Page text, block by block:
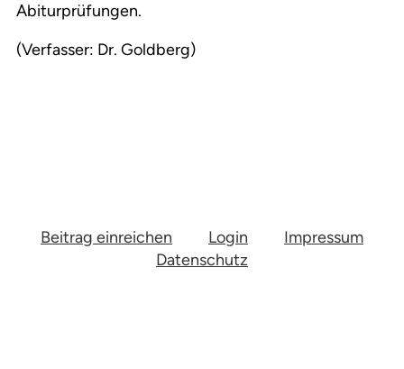
Abiturprüfungen.
(Verfasser: Dr. Goldberg)
Beitrag einreichen Login
Impressum
Datenschutz